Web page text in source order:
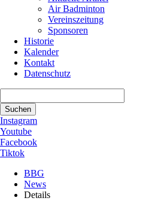
Air Badminton
Vereinszeitung
Sponsoren
Historie
Kalender
Kontakt
Datenschutz
Suchen
Instagram
Youtube
Facebook
Tiktok
BBG
News
Details